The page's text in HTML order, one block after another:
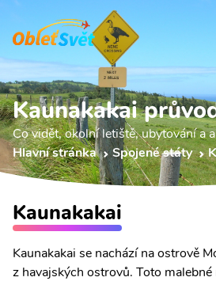
Kaunakakai
Co vidět, okolní letiště, ubytování a
Hlavní stránka
Spojené státy
Kaunakakai
Kaunakakai se nachází na ostrově
z havajských ostrovů. Toto